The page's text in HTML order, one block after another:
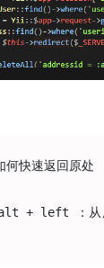
快速返回原处
+ left ：从